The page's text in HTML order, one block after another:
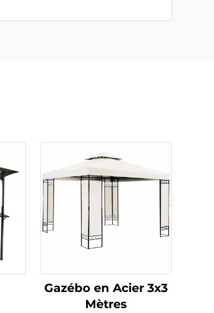
Gazébo en Acier 3x3
Mètres